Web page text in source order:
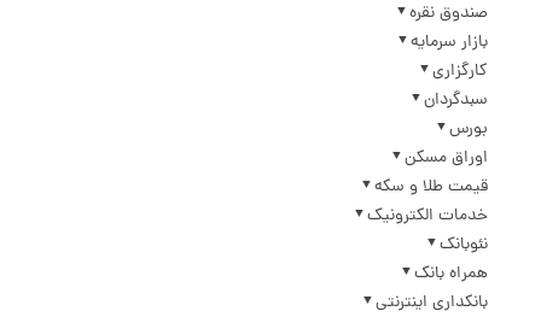
صندوق نقره
بازار سرمایه
کارگزاری
سبدگردان
بورس
اوراق مسکن
قیمت طلا و سکه
خدمات الکترونیک
نئوبانک
همراه بانک
بانکداری اینترنتی